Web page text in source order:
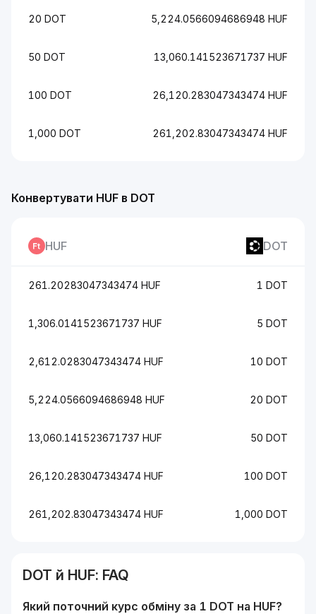
20 DOT 5,224.0566094686948 HUF
50 DOT 13,060.141523671737 HUF
100 DOT 26,120.283047343474 HUF
1,000 DOT 261,202.83047343474 HUF
Конвертувати HUF в DOT
HUF DOT
261.20283047343474 HUF 1 DOT
1,306.0141523671737 HUF 5 DOT
2,612.0283047343474 HUF 10 DOT
5,224.0566094686948 HUF 20 DOT
13,060.141523671737 HUF 50 DOT
26,120.283047343474 HUF 100 DOT
261,202.83047343474 HUF 1,000 DOT
DOT й HUF: FAQ
Який поточний курс обміну за 1 DOT на HUF?